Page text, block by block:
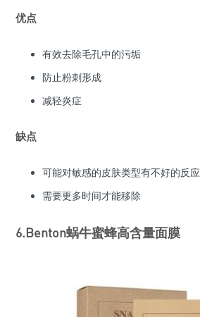
优点
有效去除毛孔中的污垢
防止粉刺形成
减轻炎症
缺点
可能对敏感的皮肤类型有不好的反应
需要更多时间才能移除
6.Benton蜗牛蜜蜂高含量面膜